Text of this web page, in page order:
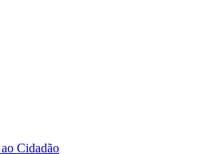
Cidadão